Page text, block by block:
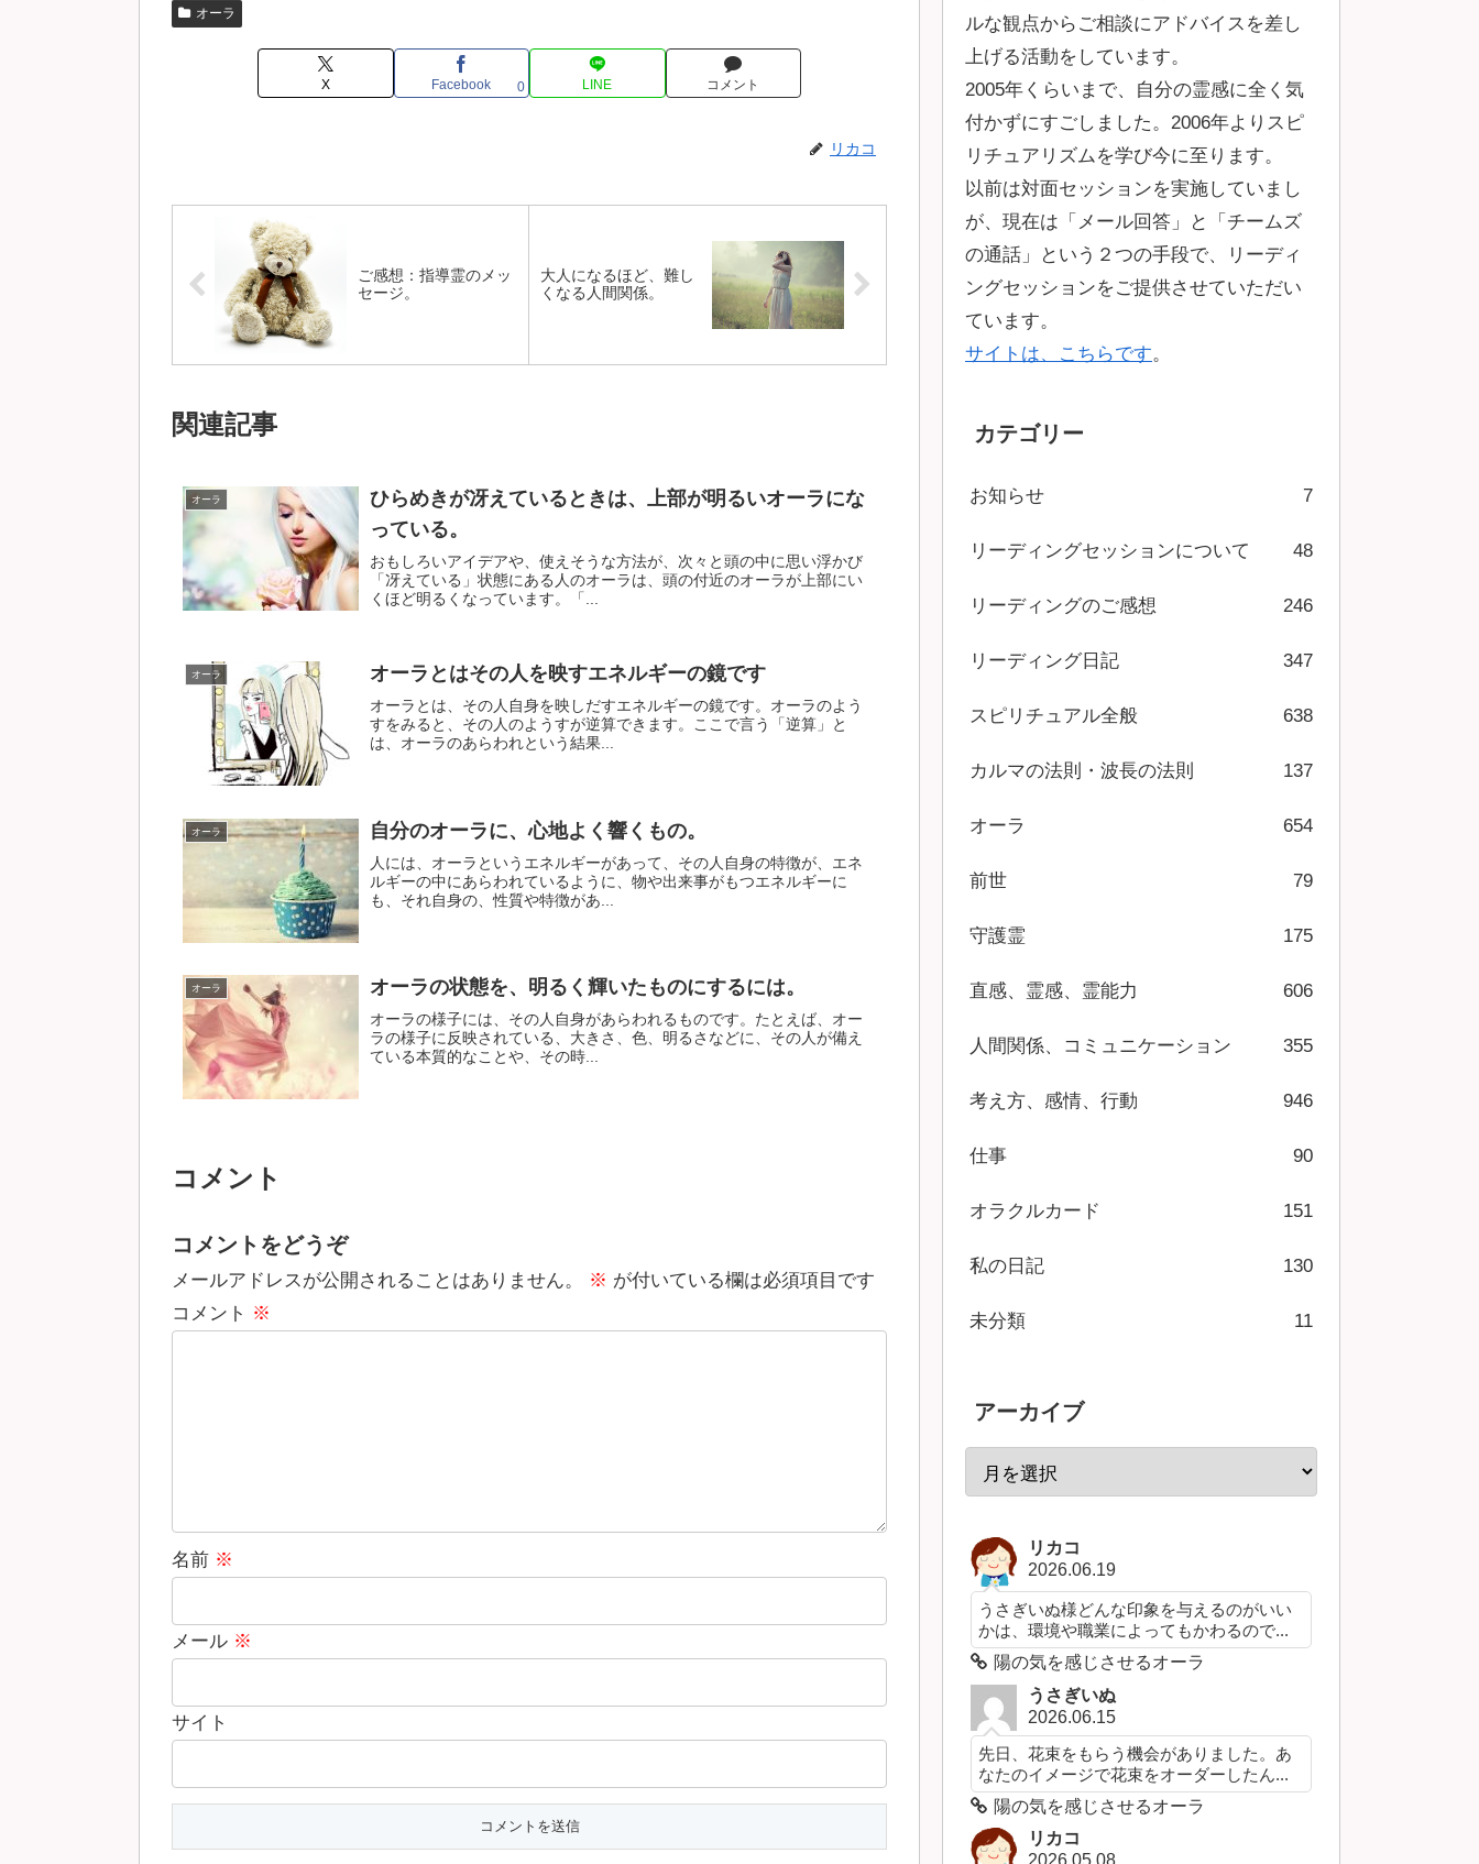
オーラ
X Facebook 0 LINE コメント
リカコ
ご感想：指導霊のメッ
セージ。
大人になるほど、難し
くなる人間関係。
関連記事
オーラ
ひらめきが冴えているときは、上部が明るいオーラにな
っている。
おもしろいアイデアや、使えそうな方法が、次々と頭の中に思い浮かび
「冴えている」状態にある人のオーラは、頭の付近のオーラが上部にい
くほど明るくなっています。「...
オーラ オーラとはその人を映すエネルギーの鏡です
オーラとは、その人自身を映しだすエネルギーの鏡です。オーラのよう
すをみると、その人のようすが逆算できます。ここで言う「逆算」と
は、オーラのあらわれという結果...
オーラ 自分のオーラに、心地よく響くもの。
人には、オーラというエネルギーがあって、その人自身の特徴が、エネ
ルギーの中にあらわれているように、物や出来事がもつエネルギーに
も、それ自身の、性質や特徴があ...
オーラ オーラの状態を、明るく輝いたものにするには。
オーラの様子には、その人自身があらわれるものです。たとえば、オー
ラの様子に反映されている、大きさ、色、明るさなどに、その人が備え
ている本質的なことや、その時...
コメント
コメントをどうぞ
メールアドレスが公開されることはありません。 ※ が付いている欄は必須項目です
コメント ※
名前 ※
メール ※
サイト
ルな観点からご相談にアドバイスを差し
上げる活動をしています。
2005年くらいまで、自分の霊感に全く気
付かずにすごしました。2006年よりスピ
リチュアリズムを学び今に至ります。
以前は対面セッションを実施していまし
が、現在は「メール回答」と「チームズ
の通話」という２つの手段で、リーディ
ングセッションをご提供させていただい
ています。
サイトは、こちらです。
カテゴリー
お知らせ 7
リーディングセッションについて 48
リーディングのご感想 246
リーディング日記 347
スピリチュアル全般 638
カルマの法則・波長の法則 137
オーラ 654
前世 79
守護霊 175
直感、霊感、霊能力 606
人間関係、コミュニケーション 355
考え方、感情、行動 946
仕事 90
オラクルカード 151
私の日記 130
未分類 11
アーカイブ
リカコ
2026.06.19
うさぎいぬ様どんな印象を与えるのがいい
かは、環境や職業によってもかわるので...
陽の気を感じさせるオーラ
うさぎいぬ
2026.06.15
先日、花束をもらう機会がありました。あ
なたのイメージで花束をオーダーしたん...
陽の気を感じさせるオーラ
リカコ